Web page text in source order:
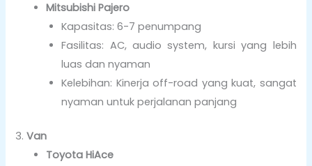
Mitsubishi Pajero
Kapasitas: 6-7 penumpang
Fasilitas: AC, audio system, kursi yang lebih
luas dan nyaman
Kelebihan: Kinerja off-road yang kuat, sangat
nyaman untuk perjalanan panjang
3.Van
Toyota HiAce